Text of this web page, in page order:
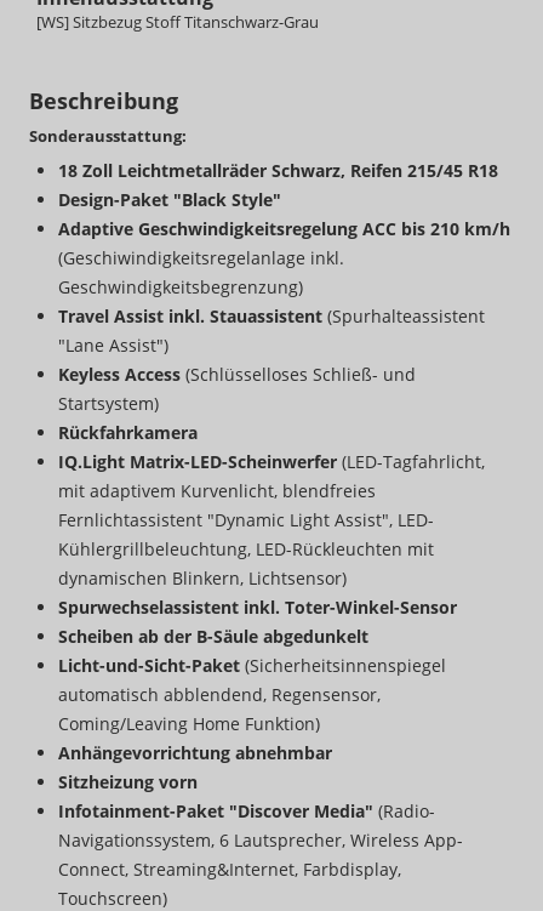
[WS] Sitzbezug Stoff Titanschwarz-Grau
Beschreibung
Sonderausstattung:
18 Zoll Leichtmetallräder Schwarz, Reifen 215/45 R18
Design-Paket "Black Style"
Adaptive Geschwindigkeitsregelung ACC bis 210 km/h
(Geschiwindigkeitsregelanlage inkl.
Geschwindigkeitsbegrenzung)
Travel Assist inkl. Stauassistent (Spurhalteassistent
"Lane Assist")
Keyless Access (Schlüsselloses Schließ- und
Startsystem)
Rückfahrkamera
IQ.Light Matrix-LED-Scheinwerfer (LED-Tagfahrlicht,
mit adaptivem Kurvenlicht, blendfreies
Fernlichtassistent "Dynamic Light Assist", LED-
Kühlergrillbeleuchtung, LED-Rückleuchten mit
dynamischen Blinkern, Lichtsensor)
Spurwechselassistent inkl. Toter-Winkel-Sensor
Scheiben ab der B-Säule abgedunkelt
Licht-und-Sicht-Paket (Sicherheitsinnenspiegel
automatisch abblendend, Regensensor,
Coming/Leaving Home Funktion)
Anhängevorrichtung abnehmbar
Sitzheizung vorn
Infotainment-Paket "Discover Media" (Radio-
Navigationssystem, 6 Lautsprecher, Wireless App-
Connect, Streaming&Internet, Farbdisplay,
Touchscreen)